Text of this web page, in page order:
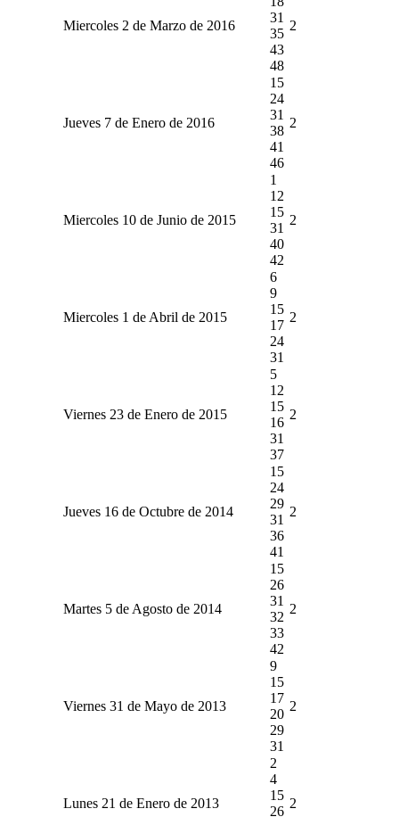
Miercoles 2 de Marzo de 2016
31
35
43
48
2
Jueves 7 de Enero de 2016
15
24
31
38
41
46
2
Miercoles 10 de Junio de 2015
1
12
15
31
40
42
2
Miercoles 1 de Abril de 2015
6
9
15
17
24
31
2
Viernes 23 de Enero de 2015
5
12
15
16
31
37
2
Jueves 16 de Octubre de 2014
15
24
29
31
36
41
2
Martes 5 de Agosto de 2014
15
26
31
32
33
42
2
Viernes 31 de Mayo de 2013
9
15
17
20
29
31
2
Lunes 21 de Enero de 2013
2
4
15
26
2